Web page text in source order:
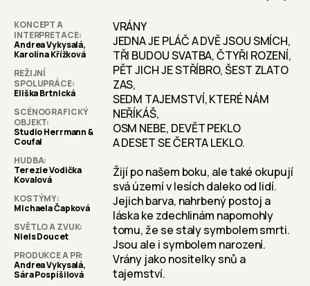
KONCEPT A
INTERPRETACE
Andrea Vykysalá,
Karolína Křížková
REŽIJNÍ
SPOLUPRÁCE
Eliška Brtnická
SCÉNOGRAFICKÝ
OBJEKT
Studio Herrmann &
Coufal
HUDBA
Terezie Vodička
Kovalová
KOSTÝMY
Michaela Čapková
SVĚTLO A ZVUK
Niels Doucet
PRODUKCE A PR
Andrea Vykysalá,
Sára Pospíšilová
VRÁNY
JEDNA JE PLÁČ A DVĚ JSOU SMÍCH,
TŘI BUDOU SVATBA, ČTYŘI ROZENÍ,
PĚT JICH JE STŘÍBRO, ŠEST ZLATO
ZAS,
SEDM TAJEMSTVÍ, KTERÉ NÁM
NEŘÍKÁŠ,
OSM NEBE, DEVĚT PEKLO
A DESET SE ČERTA LEKLO.
Žijí po našem boku, ale také okupují
svá území v lesích daleko od lidí.
Jejich barva, nahrbený postoj a
láska ke zdechlinám napomohly
tomu, že se staly symbolem smrti.
Jsou ale i symbolem narození.
Vrány jako nositelky snů a
tajemství.